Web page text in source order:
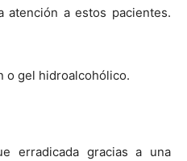
atención a estos pacientes.
o gel hidroalcohólico.
erradicada gracias a una